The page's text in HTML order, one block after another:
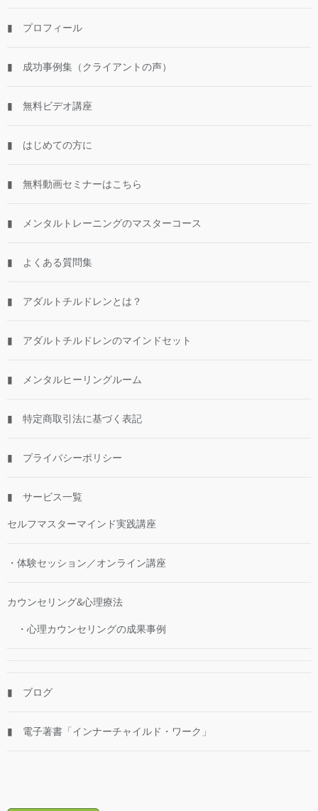
▮ プロフィール
▮ 成功事例集（クライアントの声）
▮ 無料ビデオ講座
▮ はじめての方に
▮ 無料動画セミナーはこちら
▮ メンタルトレーニングのマスターコース
▮ よくある質問集
▮ アダルトチルドレンとは？
▮ アダルトチルドレンのマインドセット
▮ メンタルヒーリングルーム
▮ 特定商取引法に基づく表記
▮ プライバシーポリシー
▮ サービス一覧
セルフマスターマインド実践講座
・体験セッション／オンライン講座
カウンセリング&心理療法
・心理カウンセリングの成果事例
▮ ブログ
▮ 電子著書「インナーチャイルド・ワーク」